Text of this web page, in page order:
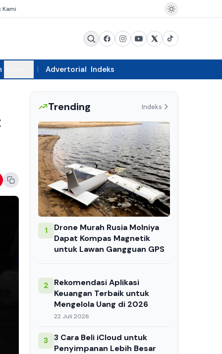
Kami
Advertorial Indeks
Trending Indeks
1
Drone Murah Rusia Molniya
Dapat Kompas Magnetik
untuk Lawan Gangguan GPS
2 Rekomendasi Aplikasi
Keuangan Terbaik untuk
Mengelola Uang di 2026
22 Juli 2026
3
3 Cara Beli iCloud untuk
Penyimpanan Lebih Besar